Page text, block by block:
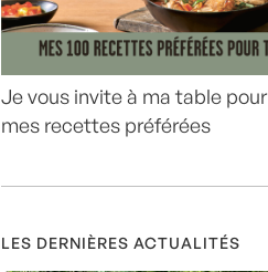
Je vous invite à ma table
mes recettes préférées
LES DERNIÈRES ACTUALITÉS